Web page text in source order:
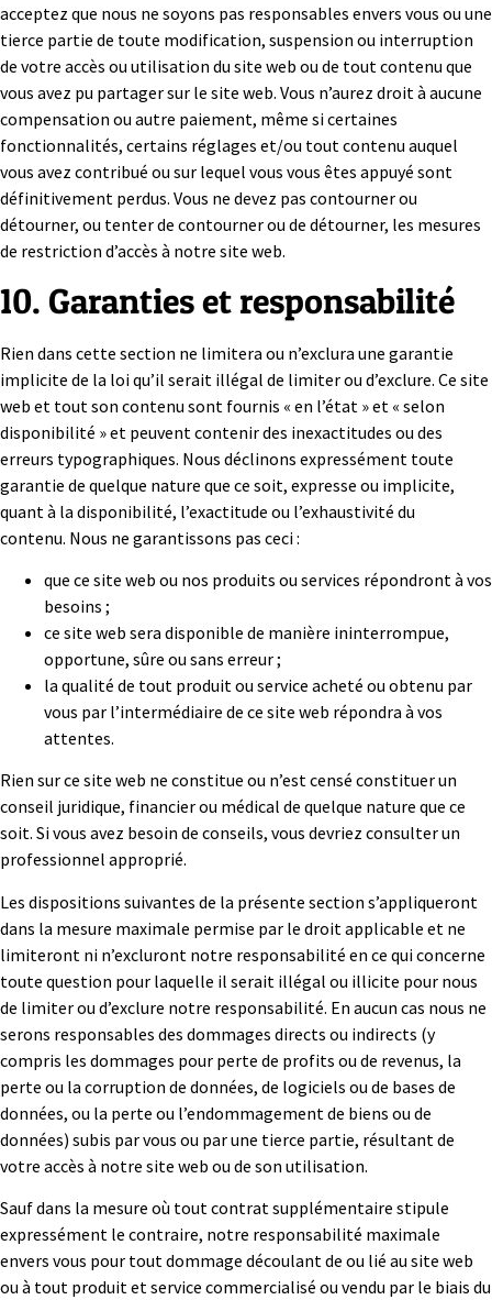
acceptez que nous ne soyons pas responsables envers vous ou une
tierce partie de toute modification, suspension ou interruption
de votre accès ou utilisation du site web ou de tout contenu que
vous avez pu partager sur le site web. Vous n’aurez droit à aucune
compensation ou autre paiement, même si certaines
fonctionnalités, certains réglages et/ou tout contenu auquel
vous avez contribué ou sur lequel vous vous êtes appuyé sont
définitivement perdus. Vous ne devez pas contourner ou
détourner, ou tenter de contourner ou de détourner, les mesures
de restriction d’accès à notre site web.
10. Garanties et responsabilité
Rien dans cette section ne limitera ou n’exclura une garantie
implicite de la loi qu’il serait illégal de limiter ou d’exclure. Ce site
web et tout son contenu sont fournis « en l’état » et « selon
disponibilité » et peuvent contenir des inexactitudes ou des
erreurs typographiques. Nous déclinons expressément toute
garantie de quelque nature que ce soit, expresse ou implicite,
quant à la disponibilité, l’exactitude ou l’exhaustivité du
contenu. Nous ne garantissons pas ceci :
que ce site web ou nos produits ou services répondront à vos
besoins ;
ce site web sera disponible de manière ininterrompue,
opportune, sûre ou sans erreur ;
la qualité de tout produit ou service acheté ou obtenu par
vous par l’intermédiaire de ce site web répondra à vos
attentes.
Rien sur ce site web ne constitue ou n’est censé constituer un
conseil juridique, financier ou médical de quelque nature que ce
soit. Si vous avez besoin de conseils, vous devriez consulter un
professionnel approprié.
Les dispositions suivantes de la présente section s’appliqueront
dans la mesure maximale permise par le droit applicable et ne
limiteront ni n’excluront notre responsabilité en ce qui concerne
toute question pour laquelle il serait illégal ou illicite pour nous
de limiter ou d’exclure notre responsabilité. En aucun cas nous ne
serons responsables des dommages directs ou indirects (y
compris les dommages pour perte de profits ou de revenus, la
perte ou la corruption de données, de logiciels ou de bases de
données, ou la perte ou l’endommagement de biens ou de
données) subis par vous ou par une tierce partie, résultant de
votre accès à notre site web ou de son utilisation.
Sauf dans la mesure où tout contrat supplémentaire stipule
expressément le contraire, notre responsabilité maximale
envers vous pour tout dommage découlant de ou lié au site web
ou à tout produit et service commercialisé ou vendu par le biais du